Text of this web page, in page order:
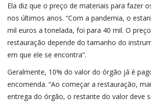
Ela diz que o preço de materiais para fazer
nos últimos anos. “Com a pandemia, o
mil euros a tonelada, foi para 40 mil. O
restauração depende do tamanho do
em que ele se encontra”.
Geralmente, 10% do valor do órgão já é
encomenda. “Ao começar a restauração,
entrega do órgão, o restante do valor deve